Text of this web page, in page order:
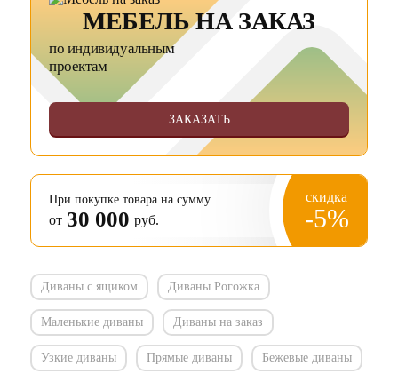
МЕБЕЛЬ НА ЗАКАЗ
по индивидуальным
проектам
ЗАКАЗАТЬ
При покупке товара на сумму
от 30 000 руб.
скидка
-5%
Диваны с ящиком Диваны Рогожка
Маленькие диваны Диваны на заказ
Узкие диваны Прямые диваны Бежевые диваны